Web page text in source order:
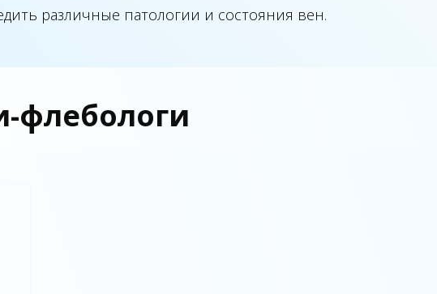
различные патологии и состояния вен.
флебологи